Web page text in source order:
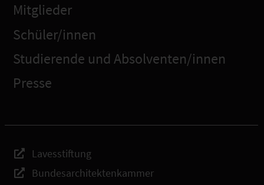
Mitglieder
Schüler/innen
Studierende und Absolventen/innen
Presse
Lavesstiftung
Bundesarchitektenkammer